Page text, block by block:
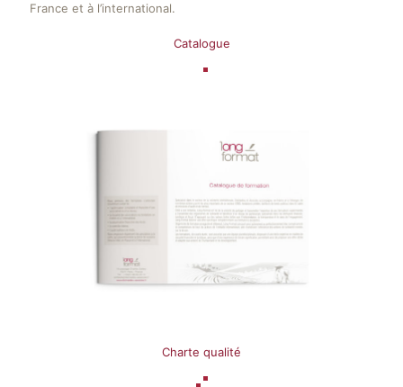
France et à l’international.
Catalogue
Charte qualité